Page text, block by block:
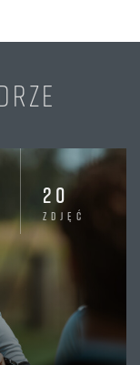
20
zdjęć